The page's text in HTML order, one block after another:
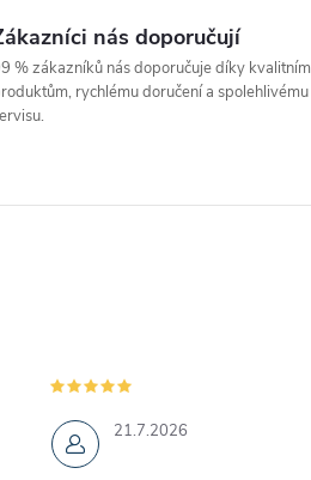
nás doporučují
% zákazníků nás doporučuje díky kvalitním
rychlému doručení a spolehlivému
21.7.2026